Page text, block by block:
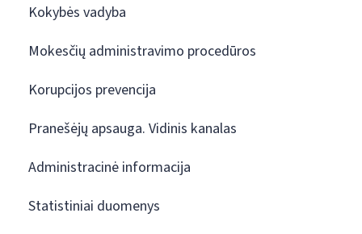
Kokybės vadyba
Mokesčių administravimo procedūros
Korupcijos prevencija
Pranešėjų apsauga. Vidinis kanalas
Administracinė informacija
Statistiniai duomenys